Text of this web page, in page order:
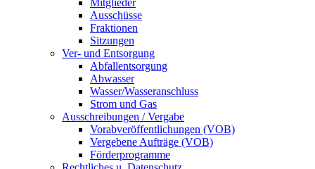
Mitglieder
Ausschüsse
Fraktionen
Sitzungen
Ver- und Entsorgung
Abfallentsorgung
Abwasser
Wasser/Wasseranschluss
Strom und Gas
Ausschreibungen / Vergabe
Vorabveröffentlichungen (VOB)
Vergebene Aufträge (VOB)
Förderprogramme